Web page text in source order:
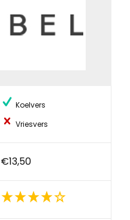
Koelvers
Vriesvers
€13,50